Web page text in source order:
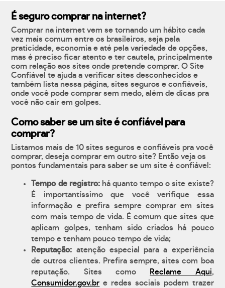
É seguro comprar na internet?
Comprar na internet vem se tornando um hábito cada
vez mais comum entre os brasileiros, seja pela
praticidade, economia e até pela variedade de opções,
mas é preciso ficar atento e ter cautela, principalmente
com relação aos sites onde pretende comprar. O Site
Confiável te ajuda a verificar sites desconhecidos e
também lista nessa página, sites seguros e confiáveis,
onde você pode comprar sem medo, além de dicas pra
você não cair em golpes.
Como saber se um site é confiável para
comprar?
Listamos mais de 10 sites seguros e confiáveis pra você
comprar, deseja comprar em outro site? Então veja os
pontos fundamentais para saber se um site é confiável:
Tempo de registro:há quanto tempo o site existe?
É importantíssimo que você verifique essa
informação e prefira sempre comprar em sites
com mais tempo de vida. É comum que sites que
aplicam golpes, tenham sido criados há pouco
tempo e tenham pouco tempo de vida;
Reputação: atenção especial para a experiência
de outros clientes. Prefira sempre, sites com boa
reputação. Sites como
Reclame Aqui,
Consumidor.gov.br e redes sociais podem trazer